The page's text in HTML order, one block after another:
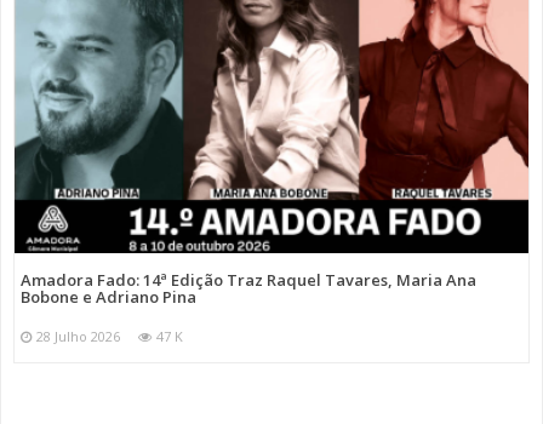
Amadora Fado: 14ª Edição Traz Raquel Tavares, Maria Ana
Bobone e Adriano Pina
28 Julho 2026 47 K